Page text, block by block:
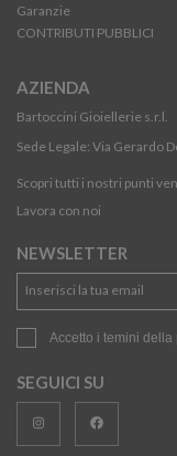
Garanzie
CONTRIBUTI PUBBLICI
AZIENDA
Bartoccini Gioiellerie s.r.l.
Sede Legale: Via Gerardo
Scopri tutti i nostri punti
Lavora con noi
NEWSLETTER
Accetto i temini della
SEGUICI SU